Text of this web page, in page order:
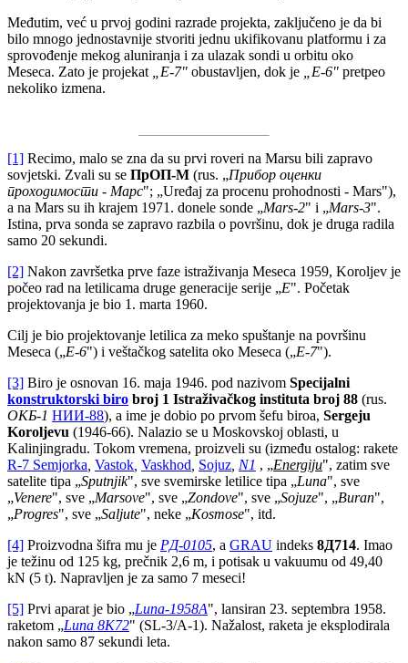
Međutim, već u prvoj godini razrade projekta, zaključeno je da bi
bilo mnogo jednostavnije stvoriti jednu ukifikovanu platformu i za
sprovođenje mekog aluniranja i za ulazak sondi u orbitu oko
Meseca. Zato je projekat
„E-7" obustavljen, dok je „E-6" pretpeo
nekoliko izmena.
[1] Recimo, malo se zna da su prvi roveri na Marsu bili zapravo
sovjetski. Zvali su se ПрОП-М (rus. „Прибор оценки
проходимости - Марс"; „Uređaj za procenu prohodnosti - Mars"),
a na Mars su ih krajem 1971. donele sonde „Mars-2" i „Mars-3".
Istina, prva sonda se zapravo razbila o površinu, dok je druga radila
samo 20 sekundi.
[2] Nakon završetka prve faze istraživanja Meseca 1959, Koroljev je
počeo rad na letilicama druge generacije serije „E". Početak
projektovanja je bio 1. marta 1960.
Cilj je bio projektovanje letilica za meko spuštanje na površinu
Meseca („E-6") i veštačkog satelita oko Meseca („E-7").
[3] Biro je osnovan 16. maja 1946. pod nazivom Specijalni
konstruktorski biro broj 1 Istraživačkog instituta broj 88 (rus.
ОКБ-1 НИИ-88), а ime je dobio po prvom šefu biroa, Sergeju
Koroljevu (1946-66). Nalazio se u Moskovskoj oblasti, u
Kalinjingradu. Tokom vremena, proizveli su (između ostalog: rakete
R-7 Semjorka Vastok Vaskhod Sojuz N1 , „Energiju", zatim sve
satelite tipa „Sputnjik", sve svemirske letilice tipa „Luna", sve
„Venere", sve „Marsove", sve „Zondove", sve „Sojuze", „Buran",
„Progres", sve „Saljute", neke „Kosmose", itd.
[4] Proizvodna šifra mu je РД-0105, а GRAU indeks 8Д714. Imao
je težinu od 125 kg, prečnik 2,6 m, i potisak u vakuumu od 49,40
kN (5 t). Napravljen je za samo 7 meseci!
[5] Prvi aparat je bio „Luna-1958A", lansiran 23. septembra 1958.
raketom „Luna 8K72" (SL-3/A-1). Nažalost, raketa je eksplodirala
nakon samo 87 sekundi leta.